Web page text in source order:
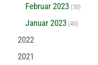
Februar 2023 (30)
Januar 2023 (40)
2022
2021